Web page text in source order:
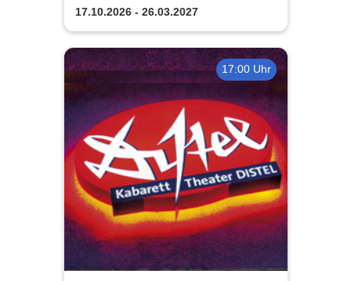
17.10.2026 - 26.03.2027
17:00 Uhr